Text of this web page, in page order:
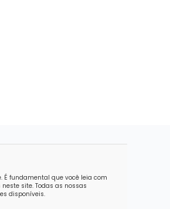
É fundamental que você leia com
site. Todas as nossas
disponíveis.